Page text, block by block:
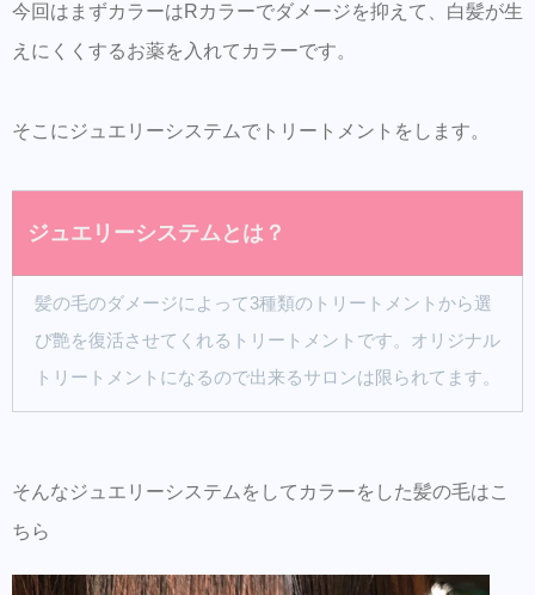
今回はまずカラーはRカラーでダメージを抑えて、白髪が生
えにくくするお薬を入れてカラーです。
そこにジュエリーシステムでトリートメントをします。
ジュエリーシステムとは？
髪の毛のダメージによって3種類のトリートメントから選
び艶を復活させてくれるトリートメントです。オリジナル
トリートメントになるので出来るサロンは限られてます。
そんなジュエリーシステムをしてカラーをした髪の毛はこ
ちら